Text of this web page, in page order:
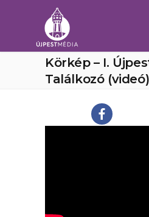
Körkép – I.
Találkozó (videó)